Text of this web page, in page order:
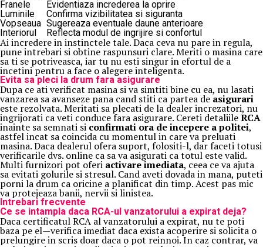
Franele
Evidentiaza increderea la oprire
Luminile
Confirma vizibilitatea si siguranta
Vopseaua Sugereaza eventuale daune anterioare
Interiorul
Reflecta modul de ingrijire si confortul
Ai incredere in instinctele tale. Daca ceva nu pare in regula,
pune intrebari si obtine raspunsuri clare. Meriti o masina care
sa ti se potriveasca, iar tu nu esti singur in efortul de a
incetini pentru a face o alegere inteligenta.
Evita sa pleci la drum fara asigurare
Dupa ce ati verificat masina si va simtiti bine cu ea, nu lasati
vanzarea sa avanseze pana cand stiti ca partea deasigurari
este rezolvata. Meritati sa plecati de la dealer increzatori, nu
ingrijorati ca veti conduce fara asigurare. Cereti detaliileRCA
inainte sa semnati si confirmati ora de incepere a politei,
astfel incat sa coincida cu momentul in care va preluati
masina. Daca dealerul ofera suport, folositi-l, dar faceti totusi
verificarile dvs. online ca sa va asigurati ca totul este valid.
Multi furnizori pot oferi activare imediata, ceea ce va ajuta
sa evitati golurile si stresul. Cand aveti dovada in mana, puteti
porni la drum ca oricine a planificat din timp. Acest pas mic
va protejeaza banii, nervii si linistea.
Intrebari frecvente
Ce se intampla daca RCA-ul vanzatorului a expirat deja?
Daca certificatul RCA al vanzatorului a expirat, nu te poti
baza pe el—verifica imediat daca exista acoperire si solicita o
prelungire in scris doar daca o pot reinnoi. In caz contrar, va